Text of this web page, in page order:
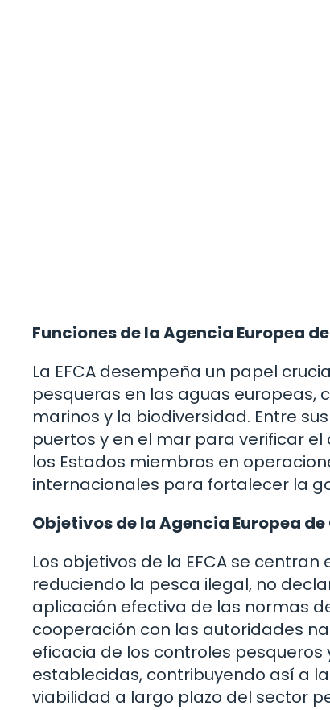
Funciones de la Agencia Europea
La EFCA desempeña un papel
pesqueras en las aguas europeas,
marinos y la biodiversidad. Entre
puertos y en el mar para verificar
los Estados miembros en
internacionales para fortalecer la
Objetivos de la Agencia Europea
Los objetivos de la EFCA se
reduciendo la pesca ilegal, no
aplicación efectiva de las normas
cooperación con las autoridades
eficacia de los controles
establecidas, contribuyendo así a
viabilidad a largo plazo del sector